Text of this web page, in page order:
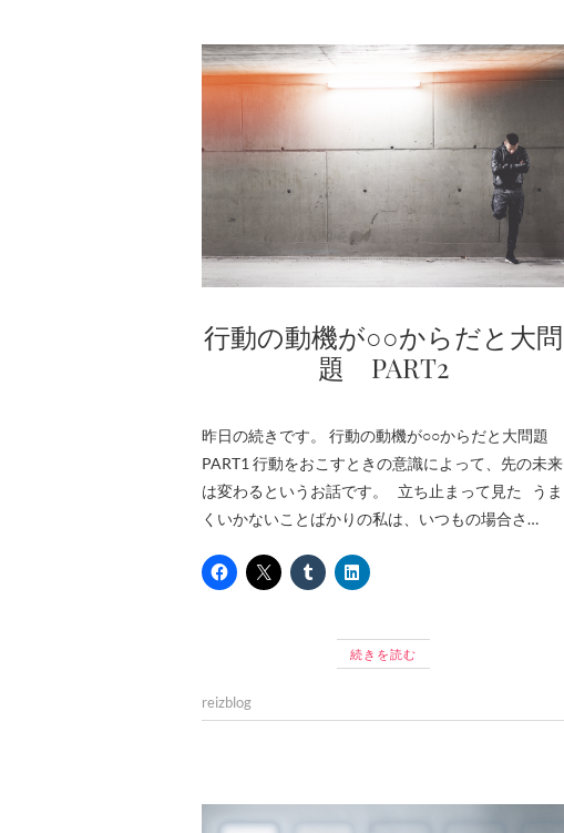
行動の動機が○○からだと大問
題 PART2
昨日の続きです。 行動の動機が○○からだと大問題
PART1 行動をおこすときの意識によって、先の未来
は変わるというお話です。 立ち止まって見た うま
くいかないことばかりの私は、いつもの場合さ…
続きを読む
reizblog